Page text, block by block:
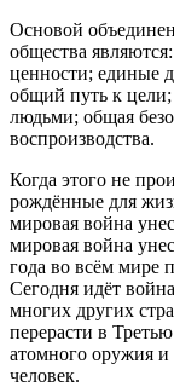
Основой
общества
ценности; единые
общий путь к
людьми; общая
воспроизводства.
Когда этого не
рождённые для
мировая война
мировая война
года во всём мире
Сегодня идёт
многих других
перерасти в
атомного оружия
человек.